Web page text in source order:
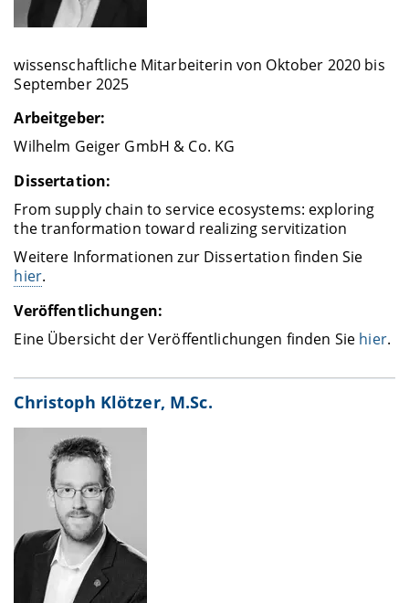
wissenschaftliche Mitarbeiterin von Oktober 2020 bis
September 2025
Arbeitgeber:
Wilhelm Geiger GmbH & Co. KG
Dissertation:
From supply chain to service ecosystems: exploring
the tranformation toward realizing servitization
Weitere Informationen zur Dissertation finden Sie
hier.
Veröffentlichungen:
Eine Übersicht der Veröffentlichungen finden Sie hier.
Christoph Klötzer, M.Sc.